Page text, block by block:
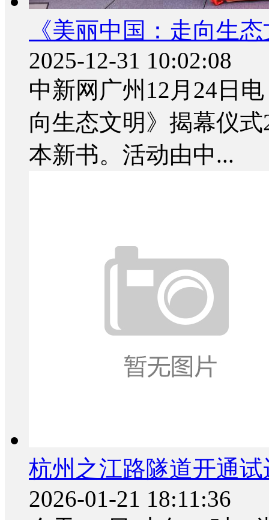
《美丽中国：走向生
2025-12-31 10:02:08
中新网广州12月24日
向生态文明》揭幕仪
本新书。活动由中...
杭州之江路隧道开通
2026-01-21 18:11:36